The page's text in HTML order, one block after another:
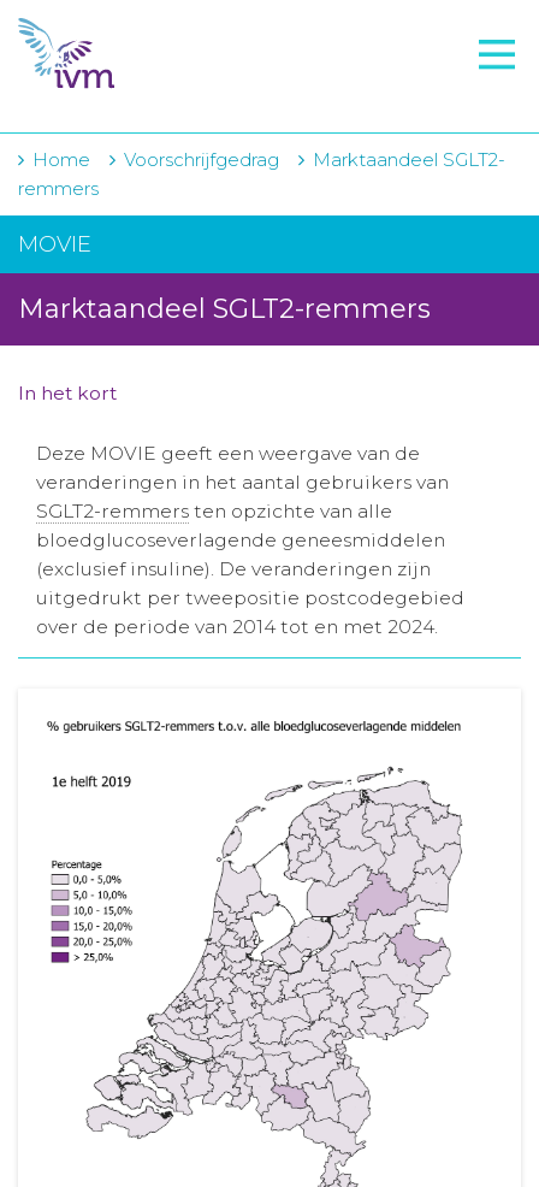
VMI
FTO voorbereiding
IVM-academie
Zorginstellingen
Voorschrijfgedrag
Projecten
Contact
Winkelwagentje
Aanmelden nieuwsbrief
Toegang leeromgeving
Home Voorschrijfgedrag
Marktaandeel SGLT2-
remmers
MOVIE
Marktaandeel SGLT2-remmers
In het kort
Deze MOVIE geeft een weergave van de
veranderingen in het aantal gebruikers van
SGLT2-remmers ten opzichte van alle
bloedglucoseverlagende geneesmiddelen
(exclusief insuline). De veranderingen zijn
uitgedrukt per tweepositie postcodegebied
over de periode van 2014 tot en met 2024.